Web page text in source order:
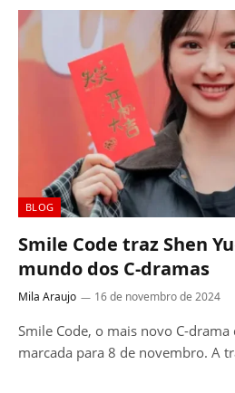
BLOG
Smile Code traz Shen
mundo dos C-dramas
Mila Araujo 16 de novembro de 2024
Smile Code, o mais novo C-drama
marcada para 8 de novembro. A